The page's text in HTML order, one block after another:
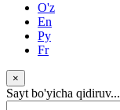
O'z
En
Ру
Fr
×
Sayt bo'yicha qidiruv...